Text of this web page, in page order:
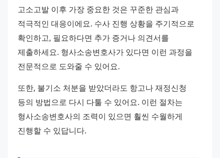
고소고발 이후 가장 중요한 것은 꾸준한 관심과
적극적인 대응이에요. 수사 진행 상황을 주기적으로
확인하고, 필요하다면 추가 증거나 의견서를
제출하세요. 형사소송변호사가 있다면 이런 과정을
전문적으로 도와줄 수 있어요.
또한, 불기소 처분을 받았더라도 항고나 재정신청
등의 방법으로 다시 다툴 수 있어요. 이런 절차는
형사소송변호사의 조력이 있으면 훨씬 수월하게
진행할 수 있답니다.